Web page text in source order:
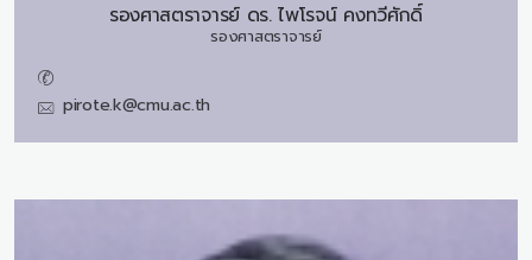
รองศาสตราจารย์ ดร. ไพโรจน์ คงทวีศักดิ์
รองศาสตราจารย์
pirote.k@cmu.ac.th